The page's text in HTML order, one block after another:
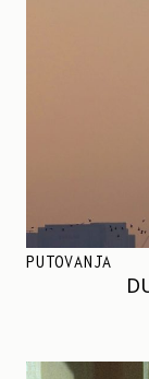
PUTOVANJA